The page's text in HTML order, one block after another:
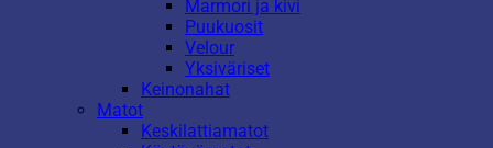
Marmori ja kivi
Puukuosit
Velour
Yksiväriset
Keinonahat
Matot
Keskilattiamatot